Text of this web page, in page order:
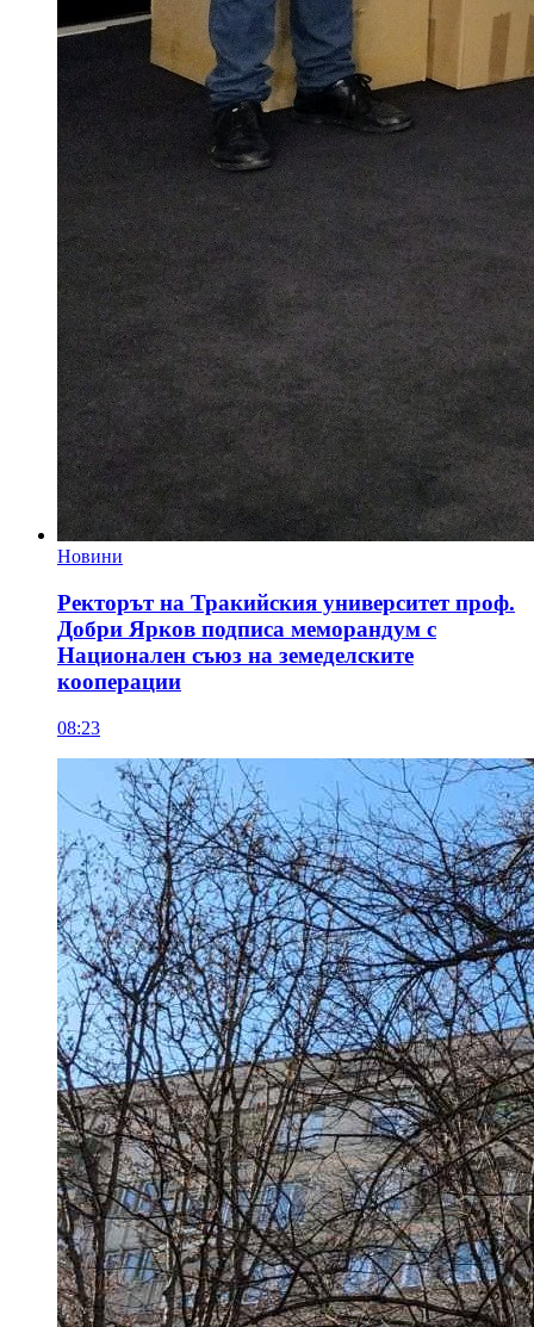
Новини
Ректорът на Тракийския университет проф.
Добри Ярков подписа меморандум с
Национален съюз на земеделските
кооперации
08:23